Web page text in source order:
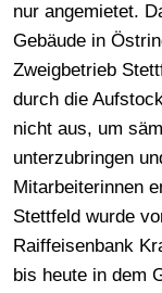
nur angemietet.
Gebäude in
Zweigbetrieb
durch die
nicht aus, um
unterzubringen
Mitarbeiterinnen
Stettfeld wurde
Raiffeisenbank
bis heute in dem